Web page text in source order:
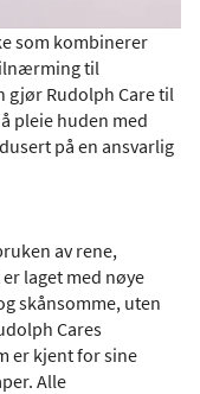
som kombinerer
til
gjør Rudolph Care til
pleie huden med
på en ansvarlig
av rene,
laget med nøye
skånsomme, uten
Cares
er kjent for sine
Alle